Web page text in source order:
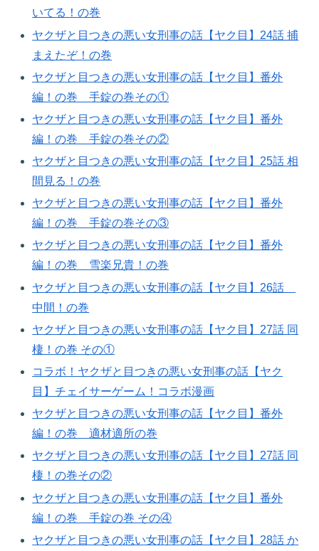
いてる！の巻​
ヤクザと目つきの悪い女刑事の話【ヤク目】24話 捕
まえたぞ！の巻​
ヤクザと目つきの悪い女刑事の話【ヤク目】番外
編！の巻 手錠の巻その①
ヤクザと目つきの悪い女刑事の話【ヤク目】番外
編！の巻 手錠の巻その②​
ヤクザと目つきの悪い女刑事の話【ヤク目】25話 相
間見る！の巻​
ヤクザと目つきの悪い女刑事の話【ヤク目】番外
編！の巻 手錠の巻その③​
ヤクザと目つきの悪い女刑事の話【ヤク目】番外
編！の巻 雪楽兄貴！の巻
ヤクザと目つきの悪い女刑事の話【ヤク目】26話
中間！の巻
ヤクザと目つきの悪い女刑事の話【ヤク目】27話 同
棲！の巻 その①
コラボ！ヤクザと目つきの悪い女刑事の話【ヤク
目】チェイサーゲーム！コラボ漫画
ヤクザと目つきの悪い女刑事の話【ヤク目】番外
編！の巻 適材適所の巻​
ヤクザと目つきの悪い女刑事の話【ヤク目】27話 同
棲！の巻その②
ヤクザと目つきの悪い女刑事の話【ヤク目】番外
編！の巻 手錠の巻 その④
ヤクザと目つきの悪い女刑事の話【ヤク目】28話 か